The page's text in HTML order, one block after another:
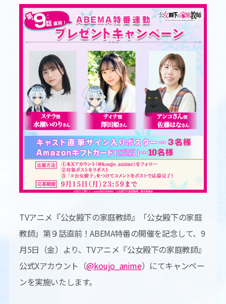
TVアニメ『公女殿下の家庭教師』「公女殿下の家庭
教師」第９話直前！ABEMA特番の開催を記念して、9
月5日（金）より、TVアニメ『公女殿下の家庭教師』
公式Xアカウント（@koujo_anime）にてキャンペー
ンを実施いたします。